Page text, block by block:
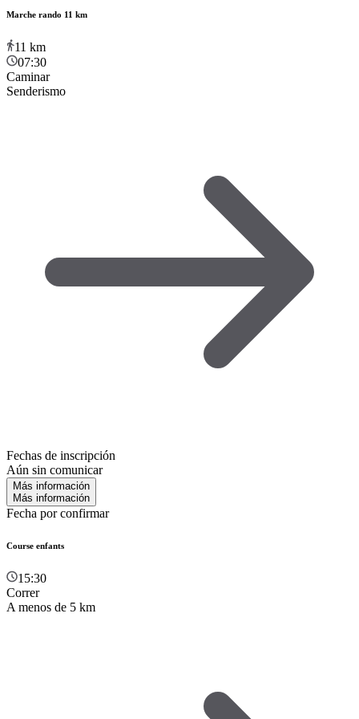
Marche rando 11 km
11 km
07:30
Caminar
Senderismo
Fechas de inscripción
Aún sin comunicar
Más información
Más información
Fecha por confirmar
Course enfants
15:30
Correr
A menos de 5 km